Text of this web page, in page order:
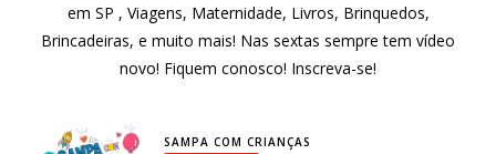
em SP , Viagens, Maternidade, Livros, Brinquedos,
Brincadeiras, e muito mais! Nas sextas sempre tem vídeo
novo! Fiquem conosco! Inscreva-se!
SAMPA COM CRIANÇAS